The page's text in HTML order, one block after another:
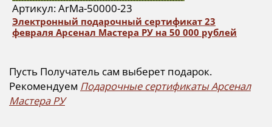
Артикул: ArMa-50000-23
Электронный подарочный сертификат 23
февраля Арсенал Мастера РУ на 50 000 рублей
Пусть Получатель сам выберет подарок.
Рекомендуем Подарочные сертификаты Арсенал
Мастера РУ